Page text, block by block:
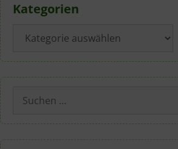
Kategorien
Suchen
nach: